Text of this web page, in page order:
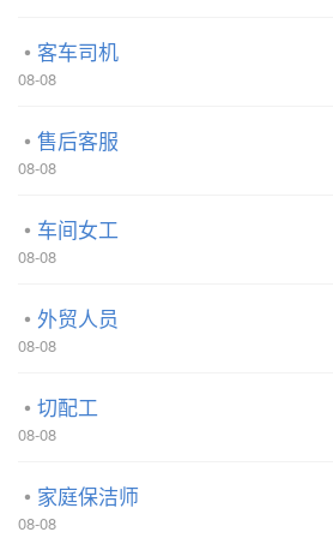
客车司机
08-08
售后客服
08-08
车间女工
08-08
外贸人员
08-08
切配工
08-08
家庭保洁师
08-08